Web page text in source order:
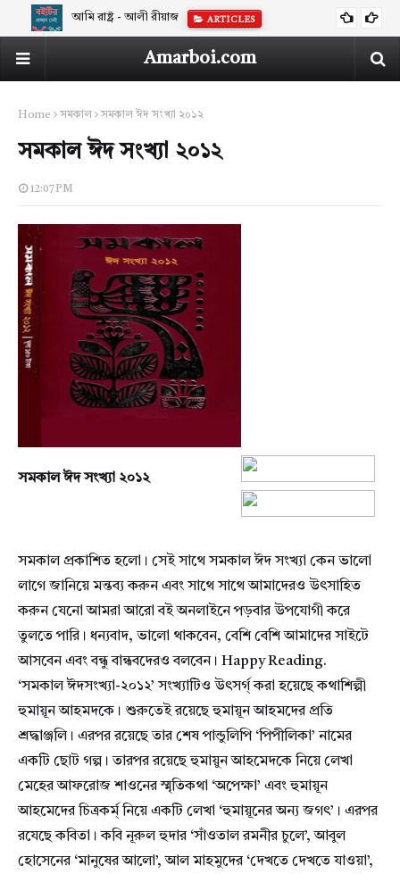
আমি রাষ্ট্র - আলী রীয়াজ ARTICLES
Amarboi.com
Home সমকাল সমকাল ঈদ সংখ্যা ২০১২
সমকাল ঈদ সংখ্যা ২০১২
12:07 PM
সমকাল ঈদ সংখ্যা ২০১২
সমকাল প্রকাশিত হলো। সেই সাথে সমকাল ঈদ সংখ্যা কেন ভালো
লাগে জানিয়ে মন্তব্য করুন এবং সাথে সাথে আমাদেরও উৎসাহিত
করুন যেনো আমরা আরো বই অনলাইনে পড়বার উপযোগী করে
তুলতে পারি। ধন্যবাদ, ভালো থাকবেন, বেশি বেশি আমাদের সাইটে
আসবেন এবং বন্ধু বান্ধবদেরও বলবেন। Happy Reading.
‘সমকাল ঈদসংখ্যা-২০১২’ সংখ্যাটিও উৎসর্গ্ করা হয়েছে কথাশিল্পী
হুমায়ূন আহমদকে। শুরুতেই রয়েছে হুমায়ূন আহমদের প্রতি
শ্রদ্ধাঞ্জলি। এরপর রয়েছে তার শেষ পান্ডুলিপি ‘পিপীলিকা’ নামের
একটি ছোট গল্প। তারপর রয়েছে হুমায়ুন আহমেদকে নিয়ে লেখা
মেহের আফরোজ শাওনের স্মৃতিকথা ‘অপেক্ষা’ এবং হুমায়ূন
আহমেদের চিত্রকর্ম্ নিয়ে একটি লেখা ‘হুমায়ূনের অন্য জগৎ’। এরপর
রযেছে কবিতা। কবি নূরুল হুদার ‘সাঁওতাল রমনীর চুলে’, আবুল
হোসেনের ‘মানুষের আলো’, আল মাহমুদের ‘দেখতে দেখতে যাওয়া’,